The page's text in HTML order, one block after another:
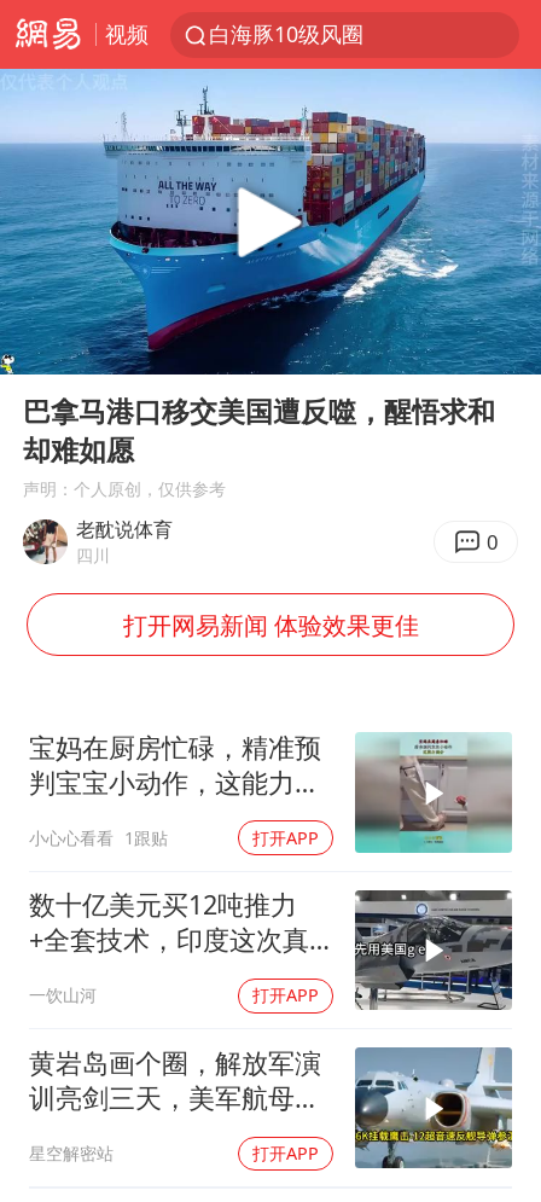
视频
白海豚10级风圈
王传君 《披荆斩棘》
上海暴雨红色预警
国足U17与阿森纳决赛取消 并列冠军
王艺迪2-4不敌张本美和止步4强
上门女婿出轨女邻居多年被判重婚罪
1枚就能让航母瘫痪 轰-6J实力有多强
2025年小学教师减少13.19万
泰国：高度重视中国游客旅游体验
王艺迪无缘横滨赛决赛
《龙餐馆》 冲奖
构建更高水平的全民健身公共服务体系
Play
00:00 04:36
巴拿马港口移交美国遭反噬，醒悟求和
却难如愿
声明：个人原创，仅供参考
老酖说体育
四川 0
打开网易新闻 体验效果更佳
宝妈在厨房忙碌，精准预
判宝宝小动作，这能力满
小心心看看 1跟贴 打开APP
数十亿美元买12吨推力
+全套技术，印度这次真
一饮山河 打开APP
黄岩岛画个圈，解放军演
训亮剑三天，美军航母从
星空解密站 打开APP